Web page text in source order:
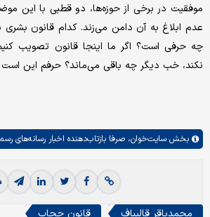
موفقیت در برخی از حوزه‌ها، دو قطبی با این
عدم ابلاغ به آن دامن می‌زند. کدام قانون
چه حرفی است؟ اگر ما اینجا قانون تصویب
نکند، خب دیگر چه باقی می‌ماند؟ حرفم این
بخش سایت‌خوان، صرفا بازتاب‌دهنده اخبار رسانه‌های
محمدباقر قالیباف قانون حجاب